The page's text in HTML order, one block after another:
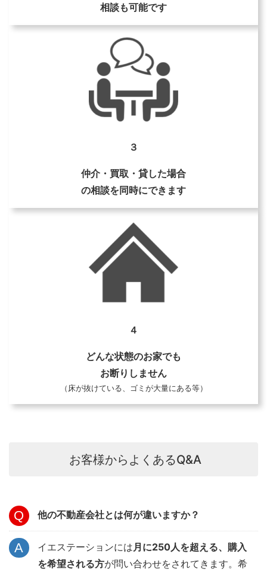
相談も可能です
３
仲介・買取・貸した場合
の相談を同時にできます
４
どんな状態のお家でも
お断りしません
（床が抜けている、ゴミが大量にある等）
お客様からよくあるQ&A
他の不動産会社とは何が違いますか？
イエステーションには月に250人を超える、購入
を希望される方が問い合わせをされてきます。希